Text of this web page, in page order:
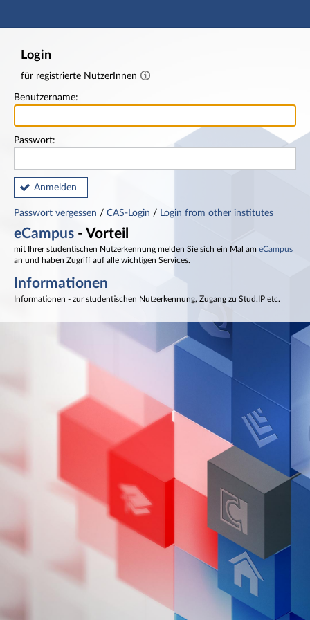
Hauptnavigation
Login
für registrierte NutzerInnen
Benutzername:
Passwort:
Anmelden
Passwort vergessen / CAS-Login / Login from other institutes
eCampus - Vorteil
mit Ihrer studentischen Nutzerkennung melden Sie sich ein Mal am eCampus
an und haben Zugriff auf alle wichtigen Services.
Informationen
Informationen - zur studentischen Nutzerkennung, Zugang zu Stud.IP etc.